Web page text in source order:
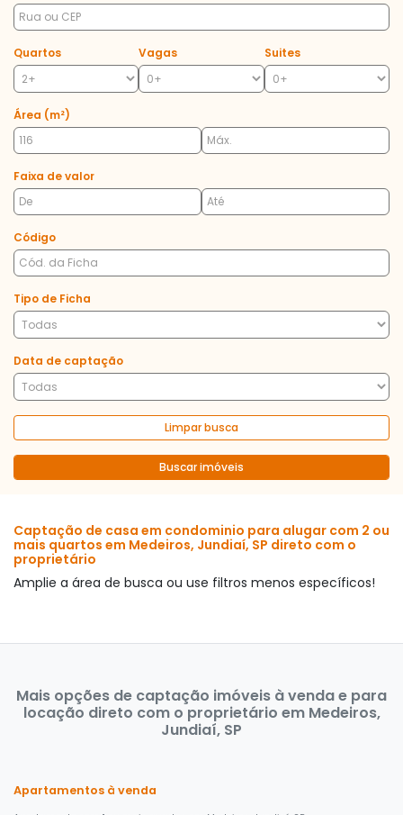
Quartos Vagas Suites
Área (m²)
Faixa de valor
Código
Tipo de Ficha
Data de captação
Limpar busca
Buscar imóveis
Captação de casa em condominio para alugar com 2 ou
mais quartos em Medeiros, Jundiaí, SP direto com o
proprietário
Amplie a área de busca ou use filtros menos específicos!
Mais opções de captação imóveis à venda e para
locação direto com o proprietário em Medeiros,
Jundiaí, SP
Apartamentos à venda